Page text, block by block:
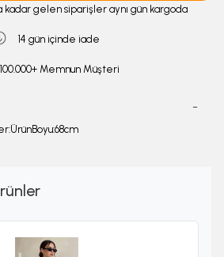
kadar gelen siparişler aynı gün kargoda
14 gün içinde iade
100.000+ Memnun Müşteri